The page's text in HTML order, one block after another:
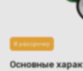
В рассрочку
Основные